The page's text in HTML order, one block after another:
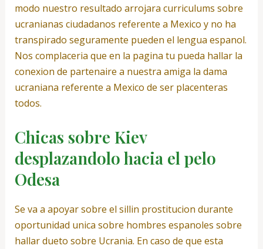
modo nuestro resultado arrojara curriculums sobre
ucranianas ciudadanos referente a Mexico y no ha
transpirado seguramente pueden el lengua espanol.
Nos complaceria que en la pagina tu pueda hallar la
conexion de partenaire a nuestra amiga la dama
ucraniana referente a Mexico de ser placenteras
todos.
Chicas sobre Kiev
desplazandolo hacia el pelo
Odesa
Se va a apoyar sobre el silli­n prostitucion durante
oportunidad unica sobre hombres espanoles sobre
hallar dueto sobre Ucrania. En caso de que esta